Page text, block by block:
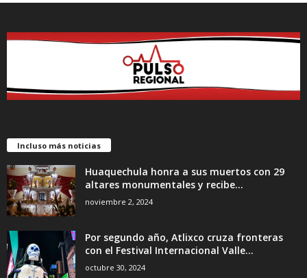
Incluso más noticias
Huaquechula honra a sus muertos con 29
altares monumentales y recibe...
noviembre 2, 2024
Por segundo año, Atlixco cruza fronteras
con el Festival Internacional Valle...
octubre 30, 2024